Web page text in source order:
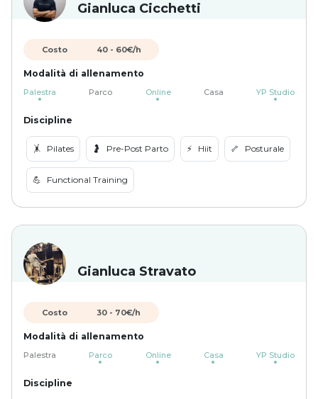
Gianluca Cicchetti
Costo 40- 60€/h
Modalità di allenamento
Palestra Parco Online Casa YP Studio
Discipline
🤸 Pilates 🤰 Pre-Post Parto ⚡️ Hiit 🦴 Posturale
💪 Functional Training
Gianluca Stravato
Costo 30 - 70€/h
Modalità di allenamento
Palestra Parco Online Casa YP Studio
Discipline